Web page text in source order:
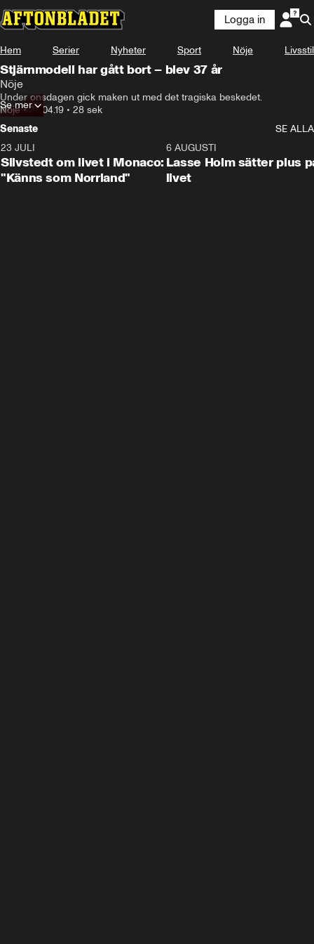
Logga in
Hem Serier Nyheter Sport Nöje Livsstil
Stjärnmodell har gått bort – blev 37 år
Nöje
Under onsdagen gick maken ut med det tragiska beskedet.
Nöje•25.04.19 • 28 sek
Se mer
Senaste
SE ALLA
23 JULI
Silvstedt om livet i Monaco:
"Känns som Norrland"
6 AUGUSTI
Lasse Holm sätter plus
livet